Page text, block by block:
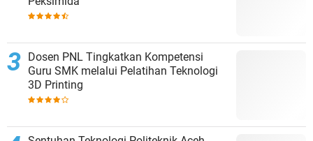
Dosen PNL Tingkatkan Kompetensi
Guru SMK melalui Pelatihan Teknologi
3D Printing